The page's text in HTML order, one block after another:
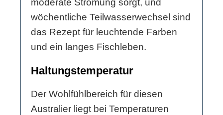
moderate Strömung sorgt, und
wöchentliche Teilwasserwechsel sind
das Rezept für leuchtende Farben
und ein langes Fischleben.
Haltungstemperatur
Der Wohlfühlbereich für diesen
Australier liegt bei Temperaturen